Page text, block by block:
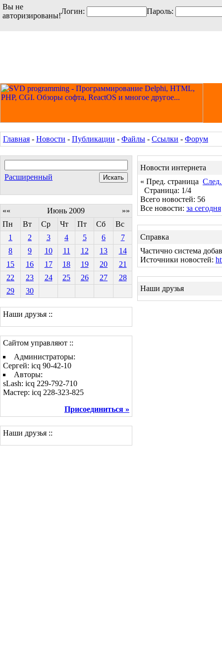
Вы не
авторизированы!
Логин: Пароль:
Главная - Новости - Публикации - Файлы - Ссылки - Форум
Расширенный
«« Июнь 2009
»»
Пн
Вт Ср Чт Пт Сб
Вс
1
2 3 4 5 6
7
8
9 10 11 12 13
14
15
16 17 18 19 20
21
22
23 24 25 26 27
28
29
30
Наши друзья ::
Сайтом управляют ::
Администраторы:
Сергей: icq 90-42-10
Авторы:
sLash: icq 229-792-710
Мастер: icq 228-323-825
Присоединиться »
Наши друзья ::
Новости интернета
« Пред. страница
Страница: 1/4
Всего новостей: 56
Все новости: за сегодня
Справка
Частично система
Источники новостей:
Наши друзья